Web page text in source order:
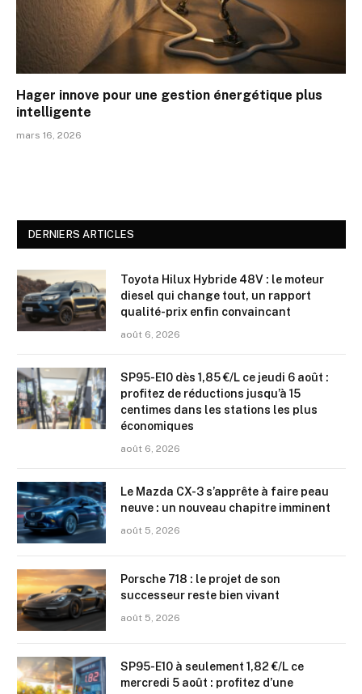
Hager innove pour une gestion énergétique plus
intelligente
mars 16, 2026
DERNIERS ARTICLES
Toyota Hilux Hybride 48V : le moteur
diesel qui change tout, un rapport
qualité-prix enfin convaincant
août 6, 2026
SP95-E10 dès 1,85 €/L ce jeudi 6 août :
profitez de réductions jusqu’à 15
centimes dans les stations les plus
économiques
août 6, 2026
Le Mazda CX-3 s’apprête à faire peau
neuve : un nouveau chapitre imminent
août 5, 2026
Porsche 718 : le projet de son
successeur reste bien vivant
août 5, 2026
SP95-E10 à seulement 1,82 €/L ce
mercredi 5 août : profitez d’une